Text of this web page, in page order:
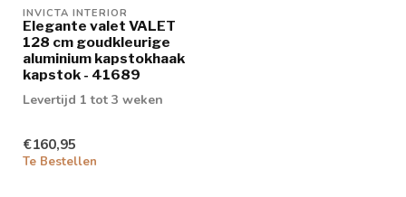
INVICTA INTERIOR
Elegante valet VALET
128 cm goudkleurige
aluminium kapstokhaak
kapstok - 41689
Levertijd 1 tot 3 weken
€160,95
Te Bestellen